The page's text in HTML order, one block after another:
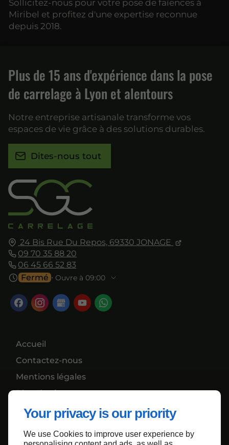
Your privacy is our priority
We use Cookies to improve user experience by
Sollicitez-nous pour votre pose de faïences à
Miribel et profitez d'une expertise reconnue
depuis 2018.
24 Bis Rue Du Repos, 69330 JONAGE
09 70 35 88 20
06 45 66 52 83
Fermé ⋅ Ouvre à 09:00
Accueil
Contactez-nous
Mentions légales
Plan du site
Plus de 15 ans d'expérience dans la pose
de carrelage à Lyon et alentours
Notre entreprise artisanale transforme vos
espaces de vie grâce à des solutions durables.
Dites-nous tout
Haut de page